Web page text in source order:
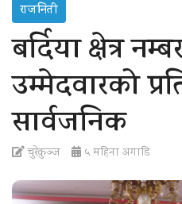
N
a
v
g
o
n
राजनिती
बर्दिया क्षेत्र
उम्मेदवारको
सार्वजनिक
चुरेकुञ्ज ५ महिना अगाडि